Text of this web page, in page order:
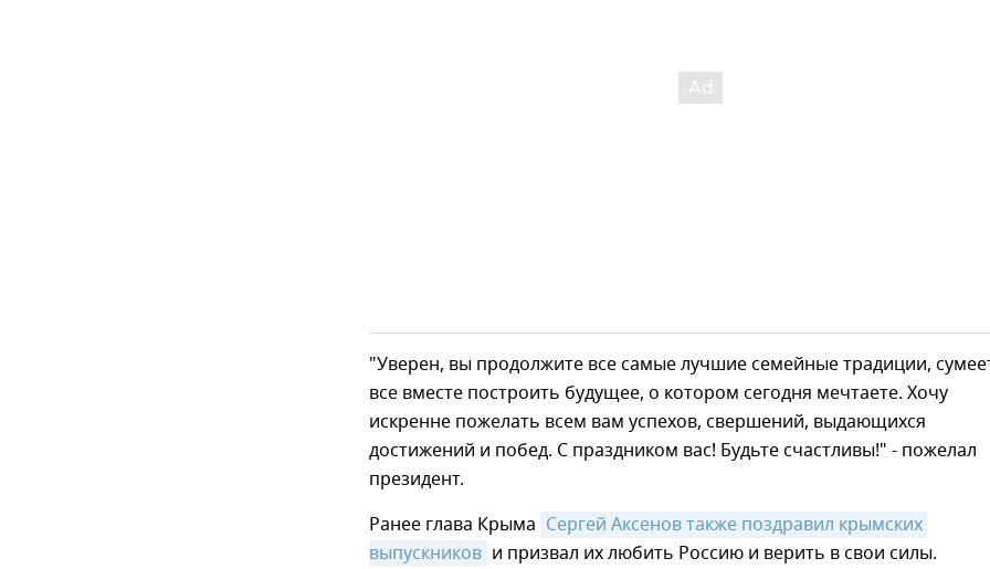
"Уверен, вы продолжите все самые лучшие семейные традиции,
все вместе построить будущее, о котором сегодня мечтаете. Хочу
искренне пожелать всем вам успехов, свершений, выдающихся
достижений и побед. С праздником вас! Будьте счастливы!" - пожелал
президент.
Ранее глава Крыма Сергей Аксенов также поздравил крымских
выпускников и призвал их любить Россию и верить в свои силы.